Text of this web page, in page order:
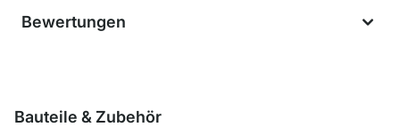
Bewertungen
Bauteile & Zubehör